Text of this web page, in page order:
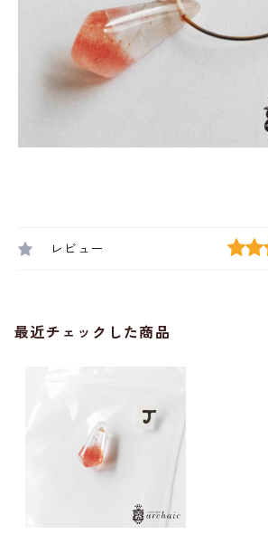
レビュー
最近チェックした商品